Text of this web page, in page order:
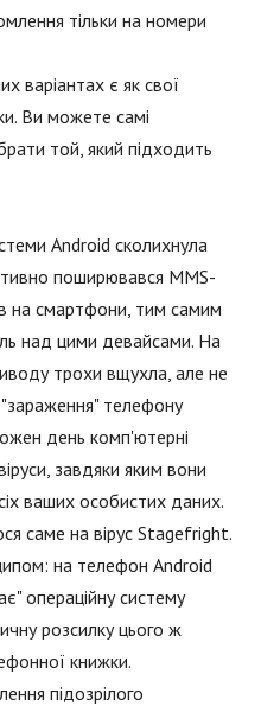
тільки на номери
варіантах є як свої
Ви можете самі
той, який підходить
Android сколихнула
поширювався MMS-
на смартфони, тим самим
над цими девайсами. На
трохи вщухла, але не
телефону
день комп'ютерні
завдяки яким вони
ваших особистих даних.
саме на вірус Stagefright.
на телефон Android
операційну систему
розсилку цього ж
книжки.
підозрілого